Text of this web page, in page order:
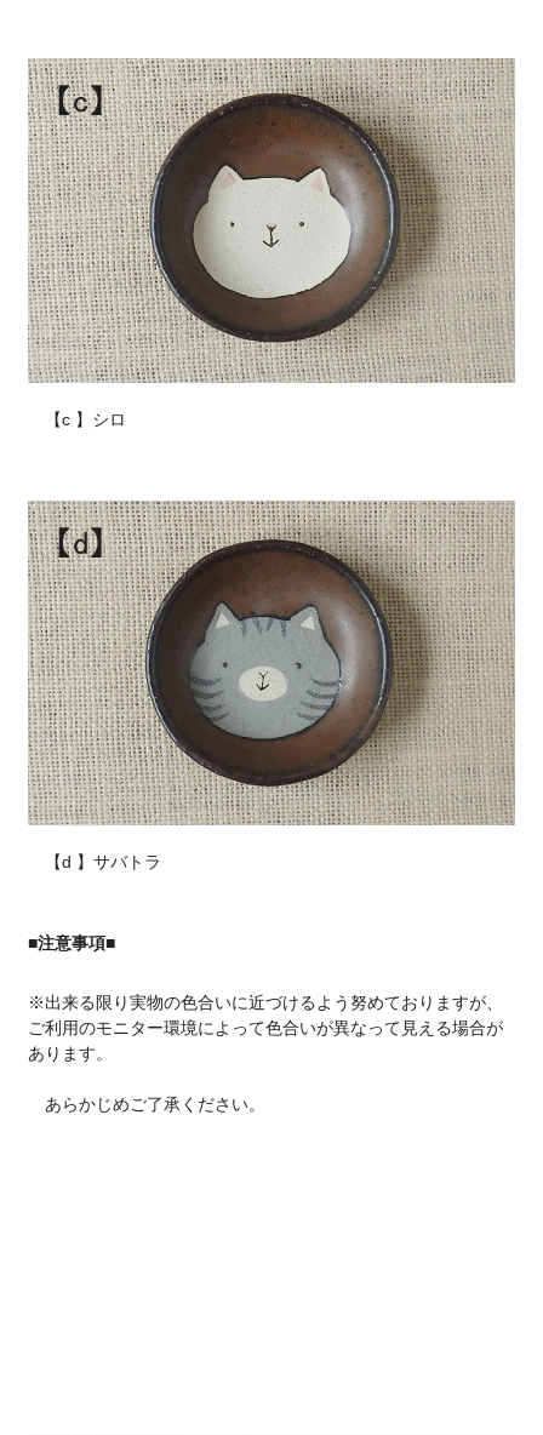
【c 】シロ
【d 】サバトラ
■注意事項■
※出来る限り実物の色合いに近づけるよう努めておりますが、
ご利用のモニター環境によって色合いが異なって見える場合が
あります。
あらかじめご了承ください。